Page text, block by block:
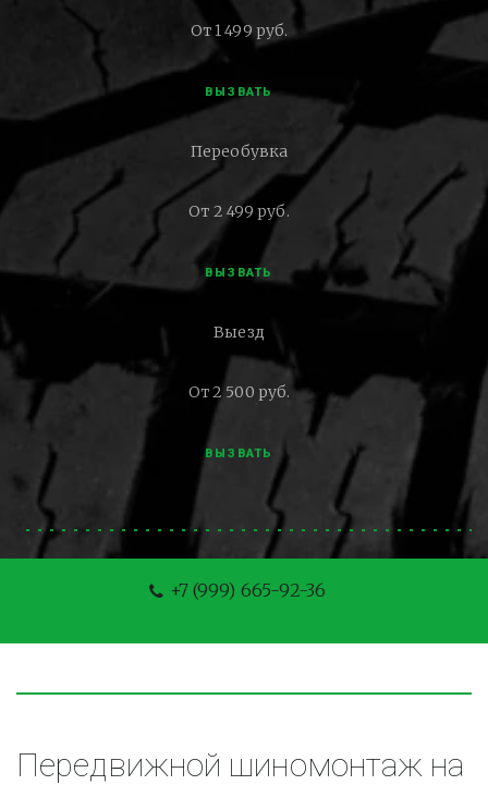
От 1 499 руб.
ВЫЗВАТЬ
Переобувка
От 2 499 руб.
ВЫЗВАТЬ
Выезд
От 2 500 руб.
ВЫЗВАТЬ
+7 (999) 665-92-36
Передвижной шиномонтаж на